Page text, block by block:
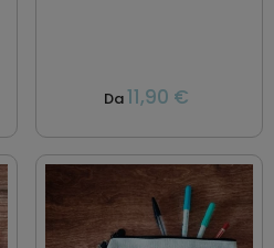
Da11,90 €